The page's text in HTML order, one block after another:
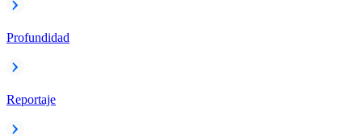
Profundidad
Reportaje